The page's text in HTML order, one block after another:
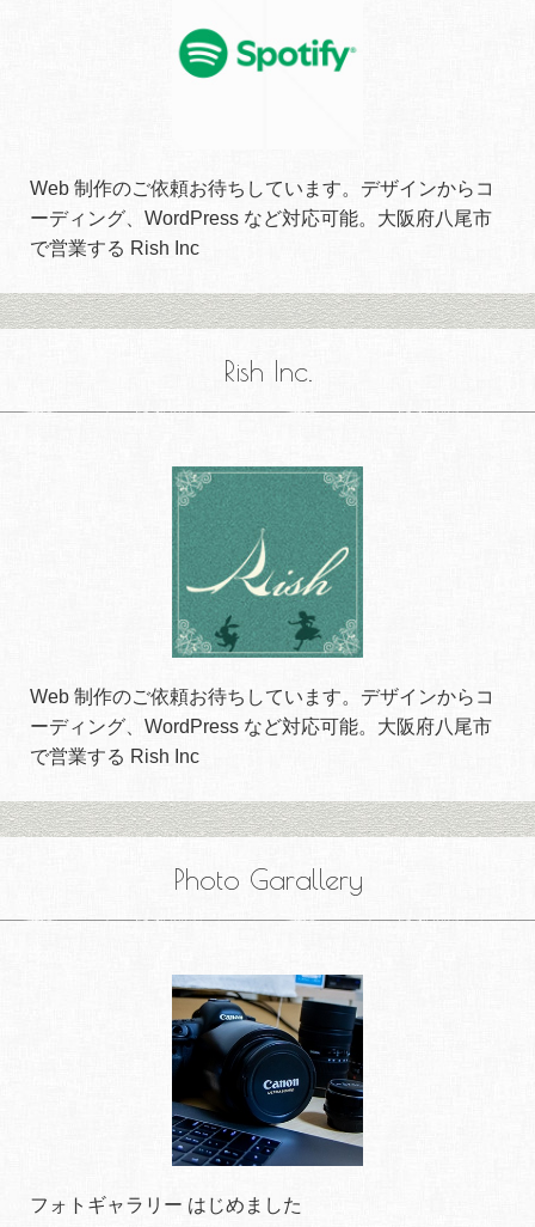
Web 制作のご依頼お待ちしています。デザインからコ
ーディング、WordPress など対応可能。大阪府八尾市
で営業する Rish Inc
Rish Inc.
Web 制作のご依頼お待ちしています。デザインからコ
ーディング、WordPress など対応可能。大阪府八尾市
で営業する Rish Inc
Photo Garallery
フォトギャラリー はじめました